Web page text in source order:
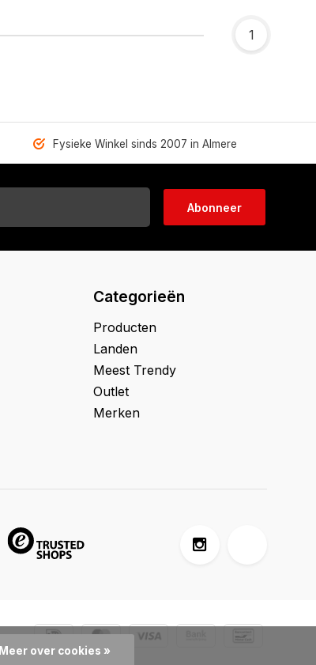
1
Fysieke Winkel sinds 2007 in Almere
Abonneer
Categorieën
Producten
Landen
Meest Trendy
Outlet
Merken
Meer over cookies »